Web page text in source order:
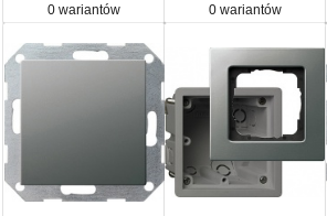
0 wariantów 0 wariantów